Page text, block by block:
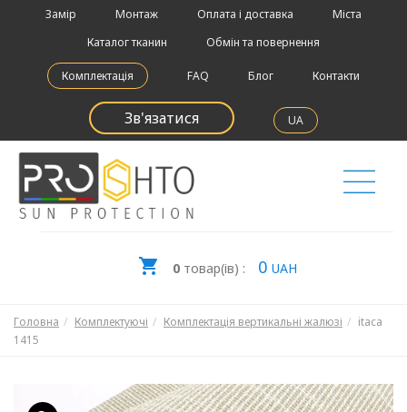
Замір Монтаж Оплата і доставка
Міста
Каталог тканин
Обмін та повернення
Комплектація FAQ Блог Контакти
Зв'язатися UA
0товар(ів) : 0 UAH
Головна Комплектуючі Комплектація вертикальні жалюзі
itaca
1415